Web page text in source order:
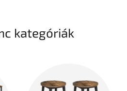
kategóriák